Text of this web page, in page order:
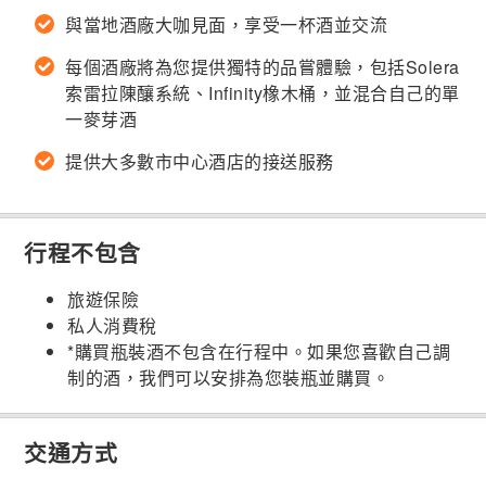
與當地酒廠大咖見面，享受一杯酒並交流
每個酒廠將為您提供獨特的品嘗體驗，包括Solera
索雷拉陳釀系統、Infinity橡木桶，並混合自己的單
一麥芽酒
提供大多數市中心酒店的接送服務
行程不包含
旅遊保險
私人消費稅
*購買瓶裝酒不包含在行程中。如果您喜歡自己調
制的酒，我們可以安排為您裝瓶並購買。
交通方式